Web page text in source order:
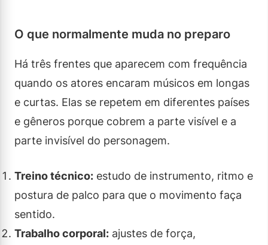
O que normalmente muda no preparo
Há três frentes que aparecem com frequência
quando os atores encaram músicos em longas
e curtas. Elas se repetem em diferentes países
e gêneros porque cobrem a parte visível e a
parte invisível do personagem.
Treino técnico: estudo de instrumento, ritmo e
postura de palco para que o movimento faça
sentido.
Trabalho corporal: ajustes de força,